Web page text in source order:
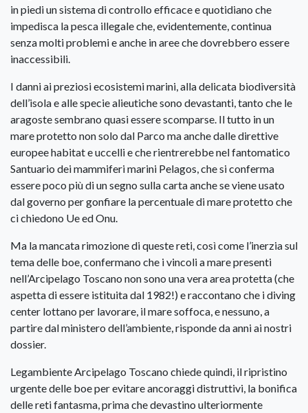
in piedi un sistema di controllo efficace e quotidiano che
impedisca la pesca illegale che, evidentemente, continua
senza molti problemi e anche in aree che dovrebbero essere
inaccessibili.
I danni ai preziosi ecosistemi marini, alla delicata biodiversità
dell’isola e alle specie alieutiche sono devastanti, tanto che le
aragoste sembrano quasi essere scomparse. Il tutto in un
mare protetto non solo dal Parco ma anche dalle direttive
europee habitat e uccelli e che rientrerebbe nel fantomatico
Santuario dei mammiferi marini Pelagos, che si conferma
essere poco più di un segno sulla carta anche se viene usato
dal governo per gonfiare la percentuale di mare protetto che
ci chiedono Ue ed Onu.
Ma la mancata rimozione di queste reti, così come l’inerzia sul
tema delle boe, confermano che i vincoli a mare presenti
nell’Arcipelago Toscano non sono una vera area protetta (che
aspetta di essere istituita dal 1982!) e raccontano che i diving
center lottano per lavorare, il mare soffoca, e nessuno, a
partire dal ministero dell’ambiente, risponde da anni ai nostri
dossier.
Legambiente Arcipelago Toscano chiede quindi, il ripristino
urgente delle boe per evitare ancoraggi distruttivi, la bonifica
delle reti fantasma, prima che devastino ulteriormente